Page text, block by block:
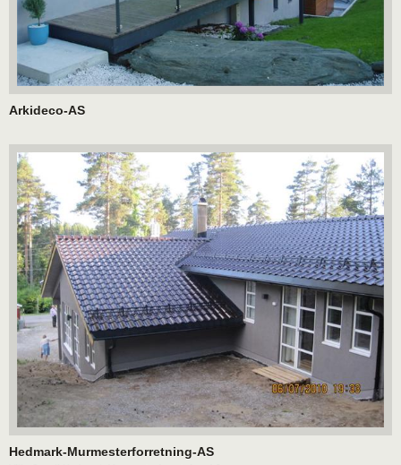
Arkideco-AS
Hedmark-Murmesterforretning-AS